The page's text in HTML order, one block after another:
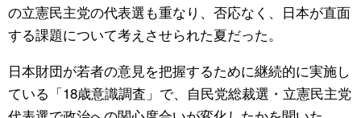
の立憲民主党の代表選も重なり、否応なく、日本が直面
する課題について考えさせられた夏だった。
日本財団が若者の意見を把握するために継続的に実施し
ている「18歳意識調査」で、自民党総裁選・立憲民主党